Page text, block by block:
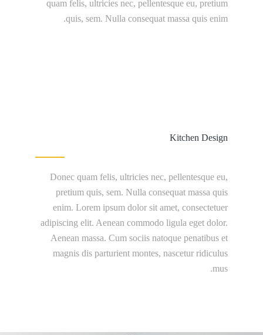
quam felis, ultricies nec, pellentesque eu, pretium
quis, sem. Nulla consequat massa quis enim.
Kitchen Design
Donec quam felis, ultricies nec, pellentesque eu,
pretium quis, sem. Nulla consequat massa quis
enim. Lorem ipsum dolor sit amet, consectetuer
adipiscing elit. Aenean commodo ligula eget dolor.
Aenean massa. Cum sociis natoque penatibus et
magnis dis parturient montes, nascetur ridiculus
mus.